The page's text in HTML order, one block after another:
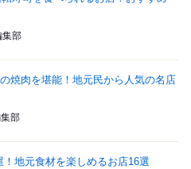
集部
焼肉を堪能！地元民から人気の名店
部
地元食材を楽しめるお店16選